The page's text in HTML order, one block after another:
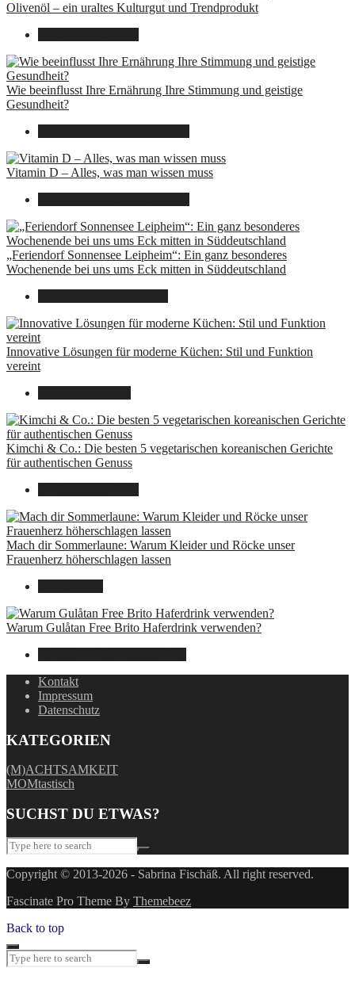
Olivenöl – ein uraltes Kulturgut und Trendprodukt
Wie beeinflusst Ihre Ernährung Ihre Stimmung und geistige
Gesundheit?
Vitamin D – Alles, was man wissen muss
„Feriendorf Sonnensee Leipheim“: Ein ganz besonderes
Wochenende bei uns ums Eck mitten in Süddeutschland
Innovative Lösungen für moderne Küchen: Stil und Funktion
vereint
Kimchi & Co.: Die besten 5 vegetarischen koreanischen Gerichte
für authentischen Genuss
Mach dir Sommerlaune: Warum Kleider und Röcke unser
Frauenherz höherschlagen lassen
Warum Gulåtan Free Brito Haferdrink verwenden?
Kontakt
Impressum
Datenschutz
KATEGORIEN
(M)ACHTSAMKEIT
MOMtastisch
SUCHST DU ETWAS?
Copyright © 2013-2026 - Sabrina Fischäß. All right reserved.
Fascinate Pro Theme By Themebeez
Back to top